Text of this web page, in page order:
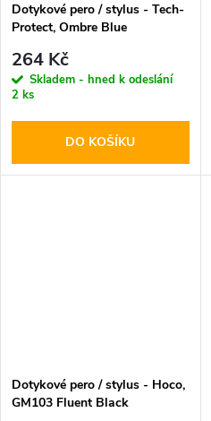
Dotykové pero / stylus - Tech-
Protect, Ombre Blue
264 Kč
Skladem - hned k odeslání
2 ks
DO KOŠÍKU
Dotykové pero / stylus - Hoco,
GM103 Fluent Black